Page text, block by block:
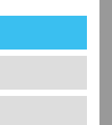
trpěliví a
budou
a pokud